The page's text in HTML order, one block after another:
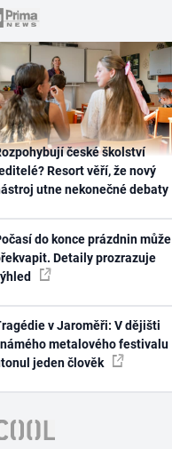
české školství
Resort věří, že nový
utne nekonečné debaty
do konce prázdnin může
Detaily prozrazuje
v Jaroměři: V dějišti
metalového festivalu
jeden člověk